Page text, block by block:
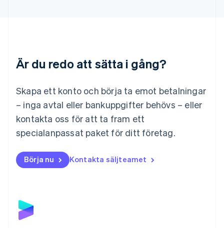
Är du redo att sätta i gång?
Skapa ett konto och börja ta emot betalningar
– inga avtal eller bankuppgifter behövs – eller
kontakta oss för att ta fram ett
specialanpassat paket för ditt företag.
Börja nu Kontakta säljteamet
Malaysia
English
Mexiko
Nederländerna
NederlandsEnglish
English
Nya Zeeland
Portugal
Português